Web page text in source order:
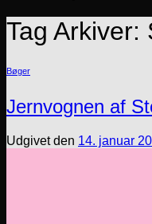
Tag Arkiver:
Bøger
Jernvognen af
Udgivet den 14. januar